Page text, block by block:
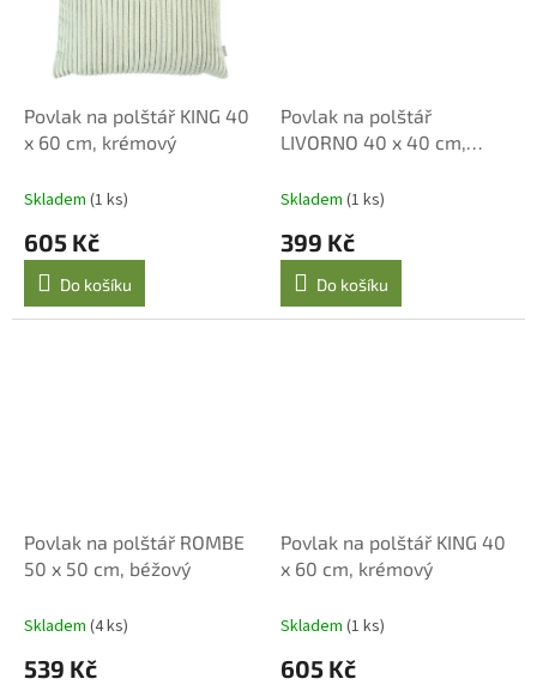
Povlak na polštář KING 40
x 60 cm, krémový
Skladem (1 ks)
605 Kč
Do košíku
Povlak na polštář
LIVORNO 40 x 40 cm,
Skladem (1 ks)
399 Kč
Do košíku
Povlak na polštář ROMBE
50 x 50 cm, béžový
Skladem (4 ks)
539 Kč
Povlak na polštář KING 40
x 60 cm, krémový
Skladem (1 ks)
605 Kč